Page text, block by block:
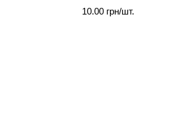
10.00 грн/шт.